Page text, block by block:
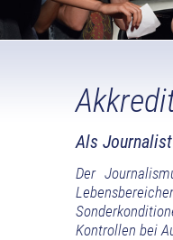
Als
Der
Kontrollen bei